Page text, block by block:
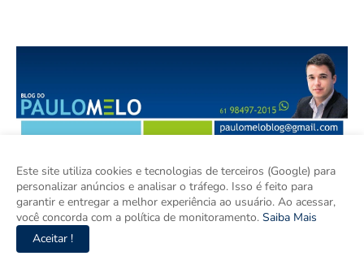
Este site utiliza cookies e tecnologias de terceiros (Google) para
personalizar anúncios e analisar o tráfego. Isso é feito para
garantir e entregar a melhor experiência ao usuário. Ao acessar,
você concorda com a política de monitoramento. Saiba Mais
Aceitar !